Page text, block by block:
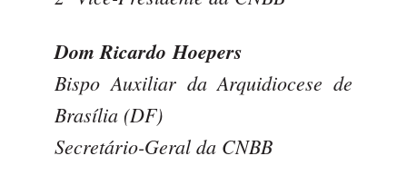
Dom Ricardo Hoepers
Bispo Auxiliar da Arquidiocese de
Brasília (DF)
Secretário-Geral da CNBB